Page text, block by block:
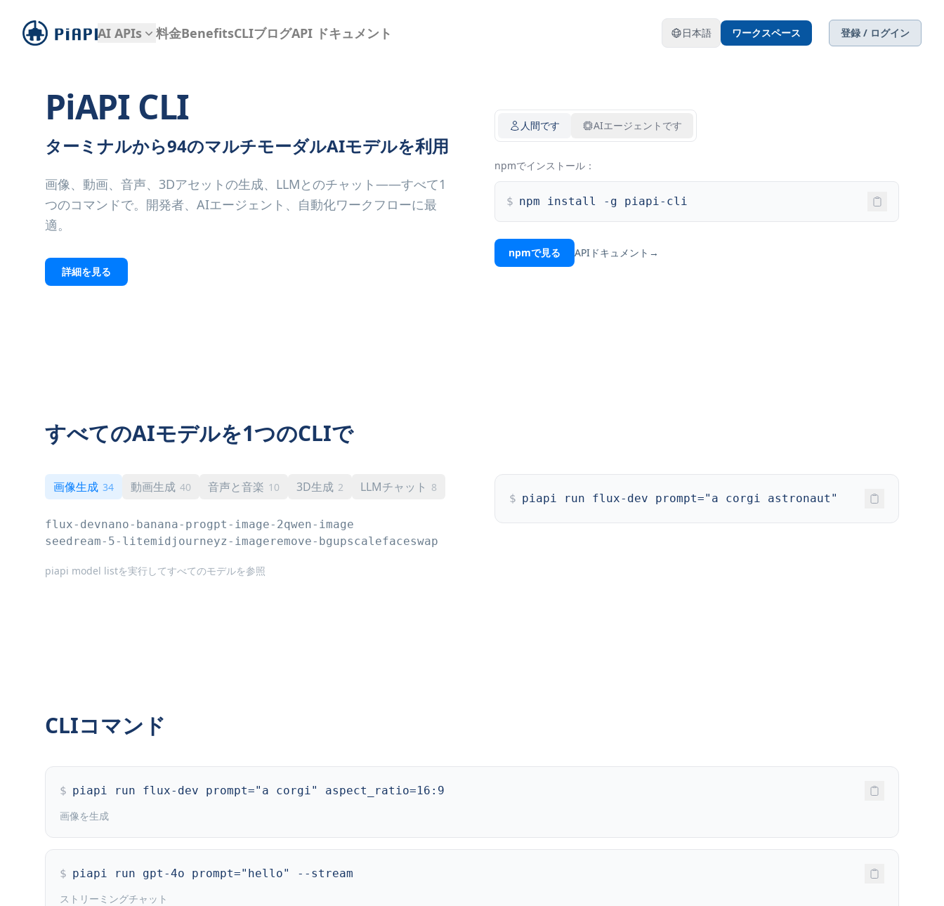
piapi AI APIs 料金BenefitsCLIブログAPI ドキュメント 日本語 ワークスペース 登録 / ログイン
PiAPI CLI
ターミナルから94のマルチモーダルAIモデルを利用
画像、動画、音声、3Dアセットの生成、LLMとのチャット——すべて1
つのコマンドで。開発者、AIエージェント、自動化ワークフローに最
適。
詳細を見る
人間です AIエージェントです
npmでインストール：
$ npm install -g piapi-cli
npmで見る APIドキュメント →
すべてのAIモデルを1つのCLIで
画像生成 34 動画生成 40 音声と音楽 10 3D生成 2 LLMチャット 8
flux-devnano-banana-progpt-image-2qwen-image
seedream-5-litemidjourneyz-imageremove-bgupscalefaceswap
piapi model listを実行してすべてのモデルを参照
$ piapi run flux-dev prompt="a corgi astronaut"
CLIコマンド
$ piapi run flux-dev prompt="a corgi" aspect_ratio=16:9
画像を生成
$ piapi run gpt-4o prompt="hello" --stream
ストリーミングチャット